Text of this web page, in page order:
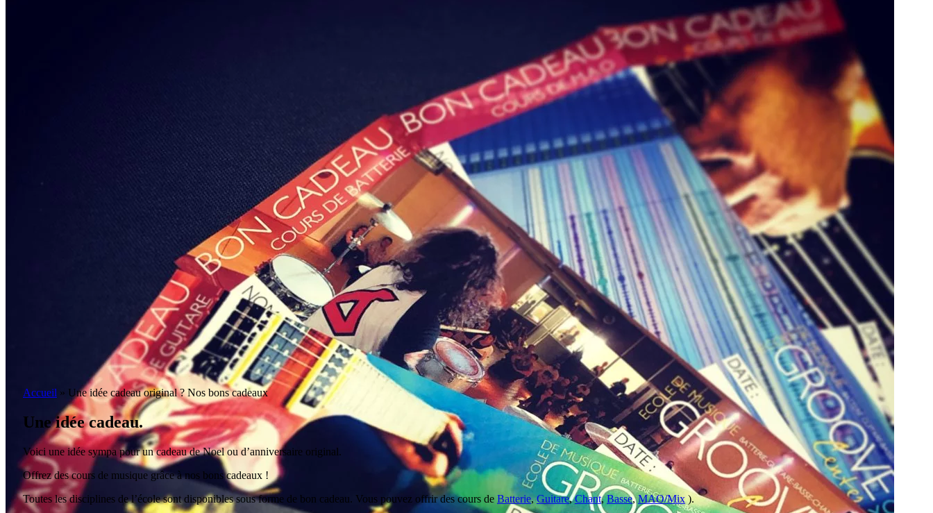
Accueil » Une idée cadeau original ? Nos bons cadeaux
Une idée cadeau.
Voici une idée sympa pour un cadeau de Noel ou d’anniversaire original.
Offrez des cours de musique grâce à nos bons cadeaux !
Toutes les disciplines de l’école sont disponibles sous forme de bon cadeau. Vous pouvez offrir des cours de Batterie,Guitare,Chant,Basse,MAO/Mix ).